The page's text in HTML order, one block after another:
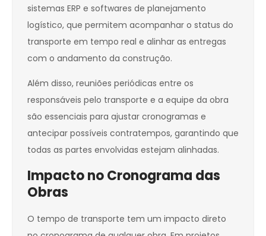
sistemas ERP e softwares de planejamento
logístico, que permitem acompanhar o status do
transporte em tempo real e alinhar as entregas
com o andamento da construção.
Além disso, reuniões periódicas entre os
responsáveis pelo transporte e a equipe da obra
são essenciais para ajustar cronogramas e
antecipar possíveis contratempos, garantindo que
todas as partes envolvidas estejam alinhadas.
Impacto no Cronograma das
Obras
O tempo de transporte tem um impacto direto